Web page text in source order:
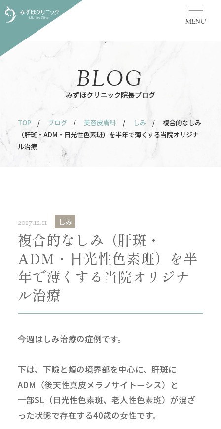
MENU
みずほクリニック院長ブログ
BLOG
TOP / ブログ / 美容皮膚科 / しみ
/ 複合的なしみ
（肝斑・ADM・日光性色素班）を半年で薄くする当院オリジナ
ル治療
2017.12.11 しみ
複合的なしみ（肝斑・
ADM・日光性色素班）を半
年で薄くする当院オリジナ
ル治療
今週はしみ治療の症例です。
下は、下瞼と頬の境界部を中心に、肝斑に
ADM（後天性真皮メラノサイトーシス）と
一部SL（日光性色素斑、老人性色素斑）が混ざ
った状態で存在する40歳の女性です。